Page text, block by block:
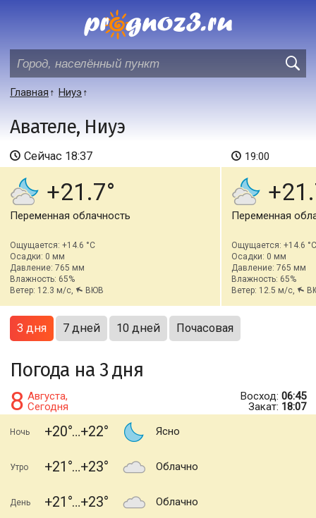
Главная Ниуэ
Авателе, Ниуэ
Сейчас 18:37
+21.7
Переменная облачность
Ощущается: +14.6 °C
Осадки: 0 мм
Давление: 765 мм
Влажность: 65%
Ветер: 12.3 м/с,
ВЮВ
19:00
Переменная
Ощущается: +14.6 °C
Осадки: 0 мм
Давление: 765 мм
Влажность: 65%
Ветер: 12.5 м/с,
3 дня 7 дней 10 дней Почасовая
Погода на 3 дня
8 Августа,
Сегодня
Восход: 06:45
Закат: 18:07
Ночь +20 +22 Ясно
Утро +21 +23 Облачно
День +21 +23 Облачно